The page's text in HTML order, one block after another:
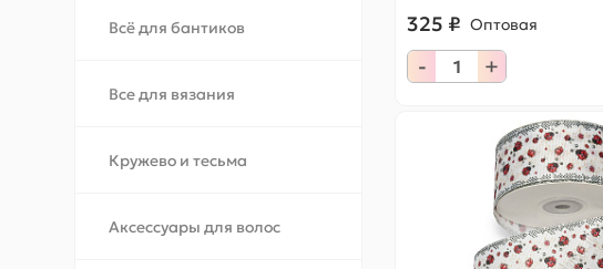
Всё для бантиков
Все для вязания
Кружево и тесьма
Аксессуары для волос
325 ₽ Оптовая
- +